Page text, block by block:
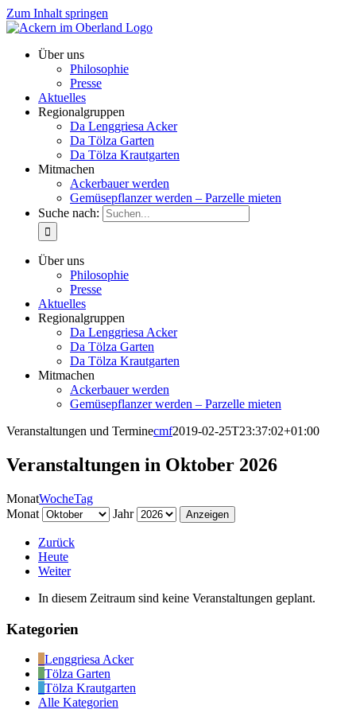
Zum Inhalt springen
Über uns
Philosophie
Presse
Aktuelles
Regionalgruppen
Da Lenggriesa Acker
Da Tölza Garten
Da Tölza Krautgarten
Mitmachen
Ackerbauer werden
Gemüsepflanzer werden – Parzelle mieten
Suche nach:
Über uns
Philosophie
Presse
Aktuelles
Regionalgruppen
Da Lenggriesa Acker
Da Tölza Garten
Da Tölza Krautgarten
Mitmachen
Ackerbauer werden
Gemüsepflanzer werden – Parzelle mieten
Veranstaltungen und Terminecmf2019-02-25T23:37:02+01:00
Veranstaltungen in Oktober 2026
MonatWocheTag
Monat
Jahr
Zurück
Heute
Weiter
In diesem Zeitraum sind keine Veranstaltungen geplant.
Kategorien
Lenggriesa Acker
Tölza Garten
Tölza Krautgarten
Alle Kategorien